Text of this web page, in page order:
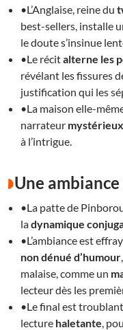
•L’Anglaise, reine du
best-sellers, installe
le doute s’insinue
•Le récitalterne les
révélant les fissures
justification qui les
•La maison elle-
narrateur mystérieux
à l’intrigue.
Une
•La patte de
ladynamique
•L’ambiance est
non dénué d’humour
malaise, comme un
lecteur dès les
•Le final est
lecture haletante ,